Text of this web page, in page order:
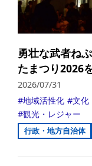
勇壮な武者ね
たまつり2026
2026/07/31
地域活性化
文化
観光・レジャー
行政・地方自治体